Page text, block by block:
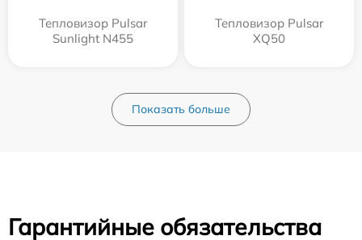
Тепловизор Pulsar
Sunlight N455
Тепловизор Pulsar
XQ50
Показать больше
Гарантийные обязательства